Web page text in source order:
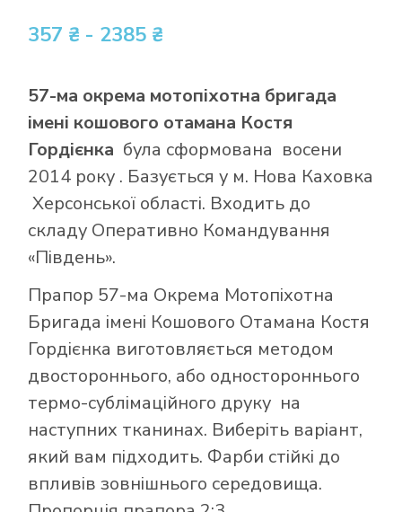
357 ₴ - 2385 ₴
57-ма окрема мотопіхотна бригада
імені кошового отамана Костя
Гордієнка була сформована восени
2014 року . Базується у м. Нова Каховка
Херсонської області. Входить до
складу Оперативно Командування
«Південь».
Прапор 57-ма Окрема Мотопіхотна
Бригада імені Кошового Отамана Костя
Гордієнка виготовляється методом
двостороннього, або одностороннього
термо-сублімаційного друку на
наступних тканинах. Виберіть варіант,
який вам підходить. Фарби стійкі до
впливів зовнішнього середовища.